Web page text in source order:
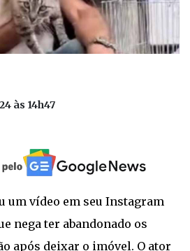
às 14h47
um vídeo em seu Instagram
nega ter abandonado os
após deixar o imóvel. O ator